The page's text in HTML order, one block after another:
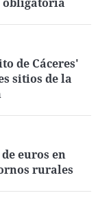
de Cáceres'
sitios de la
euros en
rurales